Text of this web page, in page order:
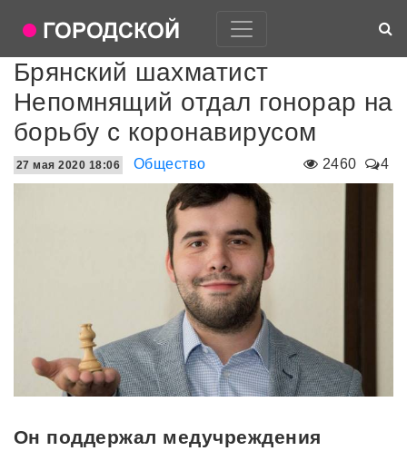
Брянский шахматист
Непомнящий отдал гонорар на
борьбу с коронавирусом
2460 4
27 мая 2020 18:06 Общество
Он поддержал медучреждения